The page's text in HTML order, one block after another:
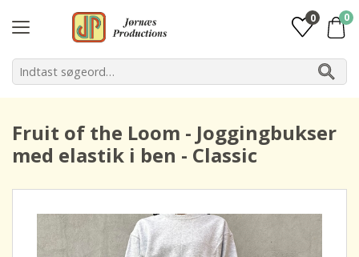
0 0
Fruit of the Loom - Joggingbukser
med elastik i ben - Classic